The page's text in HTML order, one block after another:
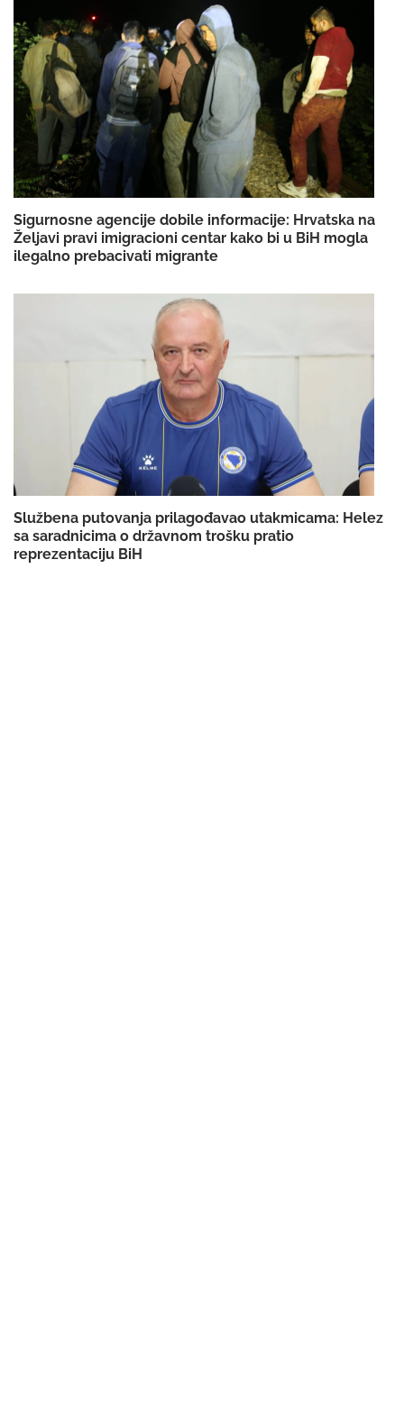
Sigurnosne agencije dobile informacije: Hrvatska na
Željavi pravi imigracioni centar kako bi u BiH mogla
ilegalno prebacivati migrante
Službena putovanja prilagođavao utakmicama: Helez
sa saradnicima o državnom trošku pratio
reprezentaciju BiH